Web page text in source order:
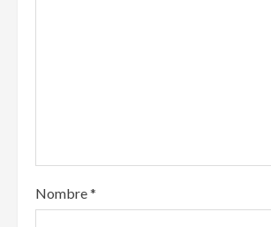
n
Nombre*